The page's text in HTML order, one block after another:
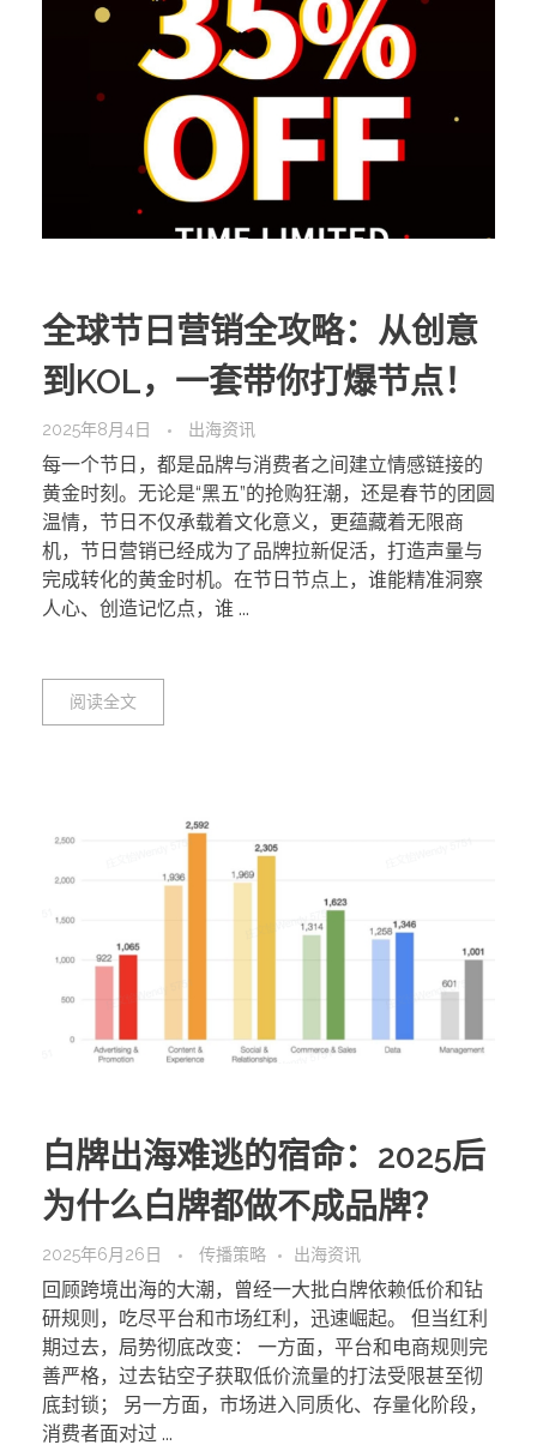
全球节日营销全攻略：从创意
到KOL，一套带你打爆节点！
2025年8月4日 出海资讯
每一个节日，都是品牌与消费者之间建立情感链接的
黄金时刻。无论是“黑五”的抢购狂潮，还是春节的团圆
温情，节日不仅承载着文化意义，更蕴藏着无限商
机，节日营销已经成为了品牌拉新促活，打造声量与
完成转化的黄金时机。在节日节点上，谁能精准洞察
人心、创造记忆点，谁 ...
阅读全文
白牌出海难逃的宿命：2025后
为什么白牌都做不成品牌？
2025年6月26日 传播策略 出海资讯
回顾跨境出海的大潮，曾经一大批白牌依赖低价和钻
研规则，吃尽平台和市场红利，迅速崛起。 但当红利
期过去，局势彻底改变： 一方面，平台和电商规则完
善严格，过去钻空子获取低价流量的打法受限甚至彻
底封锁； 另一方面，市场进入同质化、存量化阶段，
消费者面对过 ...